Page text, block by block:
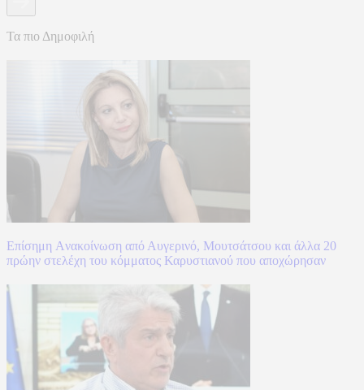
Τα πιο Δημοφιλή
Επίσημη Aνακοίνωση από Αυγερινό, Μουτσάτσου και άλλα 20
πρώην στελέχη του κόμματος Καρυστιανού που αποχώρησαν